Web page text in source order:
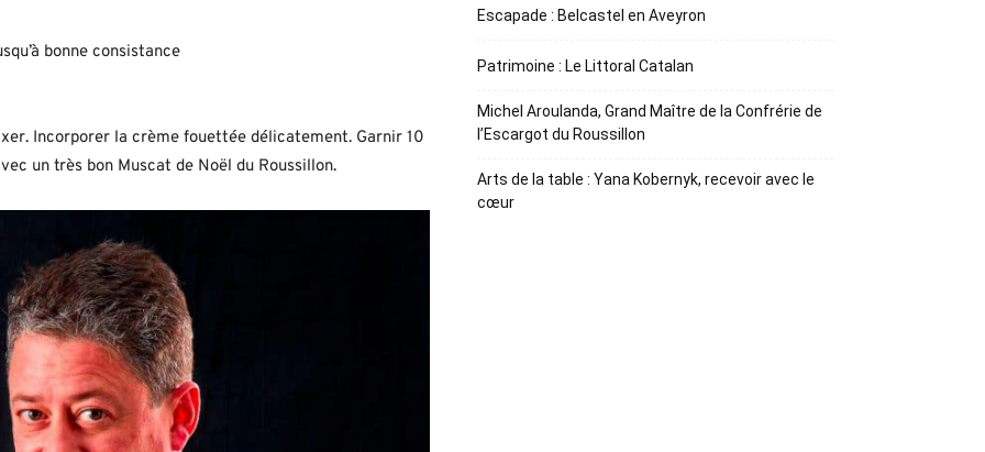
bonne consistance
Incorporer la crème fouettée délicatement. Garnir 10
un très bon Muscat de Noël du Roussillon.
Escapade : Belcastel en Aveyron
Patrimoine : Le Littoral Catalan
Michel Aroulanda, Grand Maître de la Confrérie de
l’Escargot du Roussillon
Arts de la table : Yana Kobernyk, recevoir avec le
cœur